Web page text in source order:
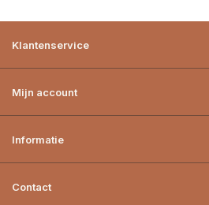
Klantenservice
Mijn account
Informatie
Contact